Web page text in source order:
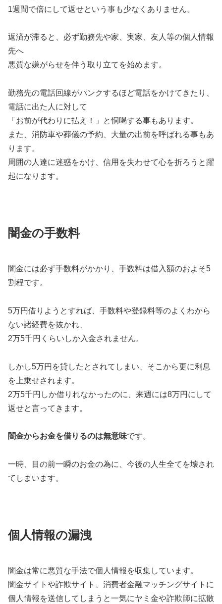
1週間で倍にして返せという事も少なくありません。
返済が滞ると、必ず勤務先や家、実家、友人等の個人情報
先へ
悪質な嫌がらせを伴う取り立てを始めます。
勤務先の電話回線がパンクするほど電話をかけてきたり、
電話に出た人に対して
「お前が代わりに払え！」と恫喝する事もあります。
また、消防車や葬儀の予約、大量の出前を呼ばれる事もあ
ります。
周囲の人達に迷惑をかけ、信用を失わせて心を折ろうと躍
起になります。
闇金の手数料
闇金には必ず手数料がかかり、手数料は借入額のおよそ5
割程です。
5万円借りようとすれば、手数料や登録料等のよくわから
ない諸経費を抜かれ、
2万5千円くらいしか入金されません。
しかし5万円を貸したとされてしまい、そこから更に利息
を上乗せされます。
2万5千円しか借りれなかったのに、来週には8万円にして
返せと言ってきます。
闇金からお金を借りるのは無意味です。
一時、目の前一瞬のお金の為に、今後の人生全てを壊され
てしまいます。
個人情報の漏洩
闇金は常に悪質な手法で個人情報を収集しています。
闇金サイトや詐欺サイト、消費者金融マッチングサイトに
個人情報を送信してしまうと一気にヤミ金や詐欺師に拡散